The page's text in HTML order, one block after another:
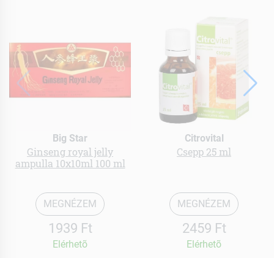
Big Star
Ginseng royal jelly
ampulla 10x10ml 100 ml
MEGNÉZEM
1939 Ft
Elérhetõ
Citrovital
Csepp 25 ml
MEGNÉZEM
2459 Ft
Elérhetõ